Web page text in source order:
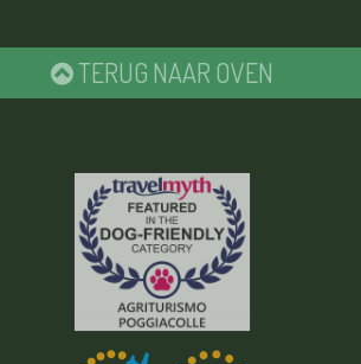
TERUG NAAR OVEN